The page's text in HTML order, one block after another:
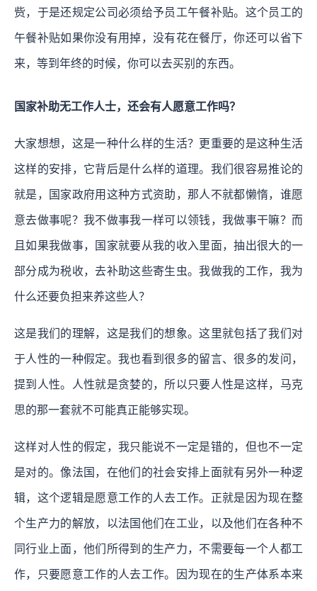
赀，于是还规定公司必须给予员工午餐补贴。这个员工的
午餐补贴如果你没有用掉，没有花在餐厅，你还可以省下
来，等到年终的时候，你可以去买别的东西。
国家补助无工作人士，还会有人愿意工作吗？
大家想想，这是一种什么样的生活？更重要的是这种生活
这样的安排，它背后是什么样的道理。我们很容易推论的
就是，国家政府用这种方式资助，那人不就都懒惰，谁愿
意去做事呢？我不做事我一样可以领钱，我做事干嘛？而
且如果我做事，国家就要从我的收入里面，抽出很大的一
部分成为税收，去补助这些寄生虫。我做我的工作，我为
什么还要负担来养这些人？
这是我们的理解，这是我们的想象。这里就包括了我们对
于人性的一种假定。我也看到很多的留言、很多的发问，
提到人性。人性就是贪婪的，所以只要人性是这样，马克
思的那一套就不可能真正能够实现。
这样对人性的假定，我只能说不一定是错的，但也不一定
是对的。像法国，在他们的社会安排上面就有另外一种逻
辑，这个逻辑是愿意工作的人去工作。正就是因为现在整
个生产力的解放，以法国他们在工业，以及他们在各种不
同行业上面，他们所得到的生产力，不需要每一个人都工
作，只要愿意工作的人去工作。因为现在的生产体系本来